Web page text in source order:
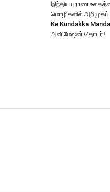
இந்திய புராண
மொழிகளில்
Ke Kundakka
அனிமேஷன் தொடர்!